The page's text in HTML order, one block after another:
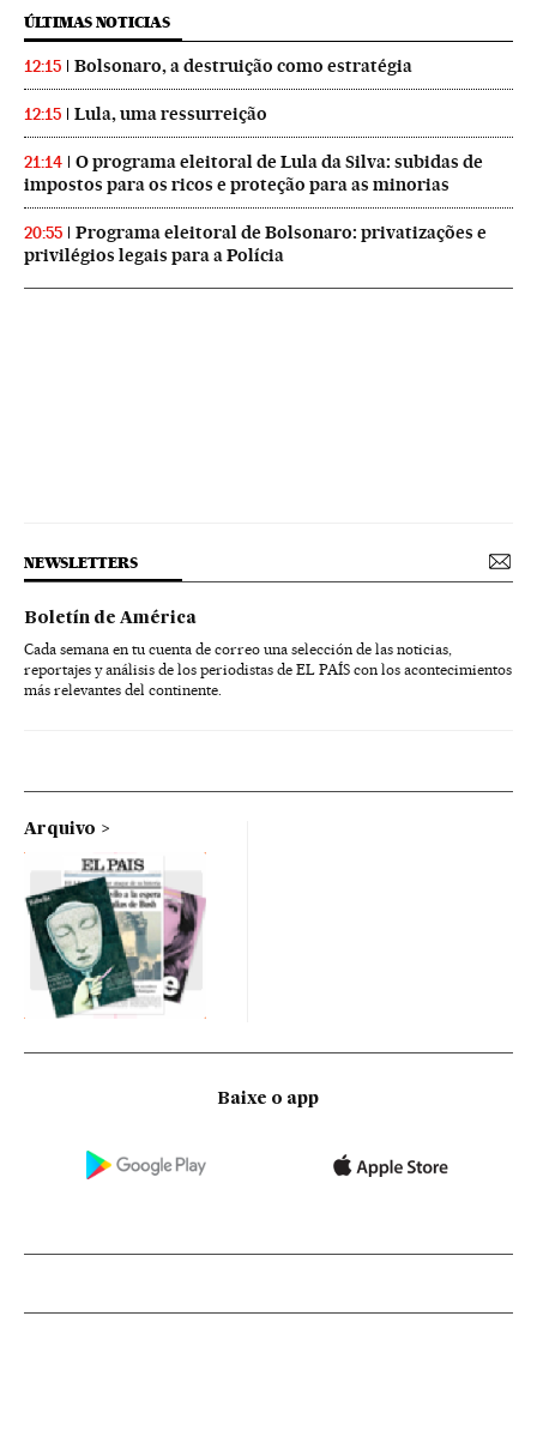
ÚLTIMAS NOTICIAS
12:15 Bolsonaro, a destruição como estratégia
12:15 Lula, uma ressurreição
21:14
O programa eleitoral de Lula da Silva: subidas de
impostos para os ricos e proteção para as minorias
20:55
Programa eleitoral de Bolsonaro: privatizações e
privilégios legais para a Polícia
NEWSLETTERS
Boletín de América
Cada semana en tu cuenta de correo una selección de las noticias,
reportajes y análisis de los periodistas de EL PAÍS con los acontecimientos
más relevantes del continente.
Arquivo
Baixe o app